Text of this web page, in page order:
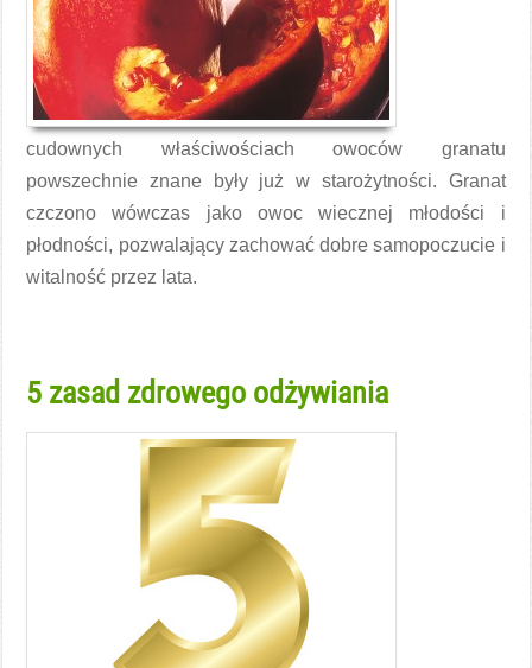
cudownych właściwościach owoców granatu
powszechnie znane były już w starożytności. Granat
czczono wówczas jako owoc wiecznej młodości i
płodności, pozwalający zachować dobre samopoczucie i
witalność przez lata.
5 zasad zdrowego odżywiania